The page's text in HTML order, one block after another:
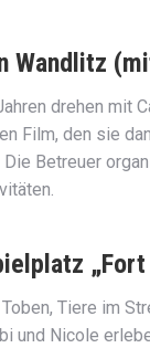
Wandlitz
drehen mit
Film, den sie
Betreuer
„Fort
Tiere im
und Nicole